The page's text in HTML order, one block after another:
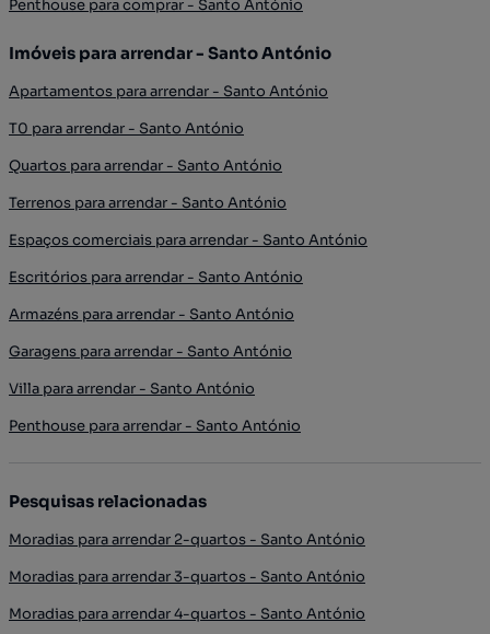
Penthouse para comprar - Santo António
Imóveis para arrendar - Santo António
Apartamentos para arrendar - Santo António
T0 para arrendar - Santo António
Quartos para arrendar - Santo António
Terrenos para arrendar - Santo António
Espaços comerciais para arrendar - Santo António
Escritórios para arrendar - Santo António
Armazéns para arrendar - Santo António
Garagens para arrendar - Santo António
Villa para arrendar - Santo António
Penthouse para arrendar - Santo António
Pesquisas relacionadas
Moradias para arrendar 2-quartos - Santo António
Moradias para arrendar 3-quartos - Santo António
Moradias para arrendar 4-quartos - Santo António